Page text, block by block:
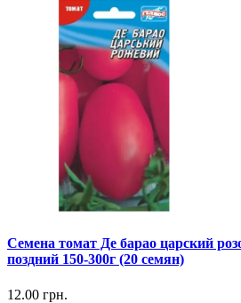
Семена томат Де барао царский
поздний 150-300г (20 семян)
12.00 грн.